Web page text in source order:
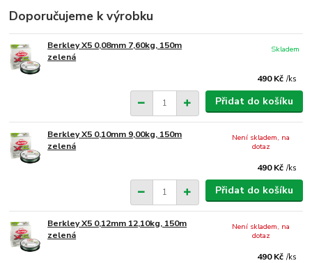
Doporučujeme k výrobku
Berkley X5 0,08mm 7,60kg, 150m
zelená
490 Kč /ks
Skladem
Přidat do košíku
Berkley X5 0,10mm 9,00kg, 150m
zelená
490 Kč /ks
Není skladem, na
dotaz
Přidat do košíku
Berkley X5 0,12mm 12,10kg, 150m
zelená
490 Kč /ks
Není skladem, na
dotaz